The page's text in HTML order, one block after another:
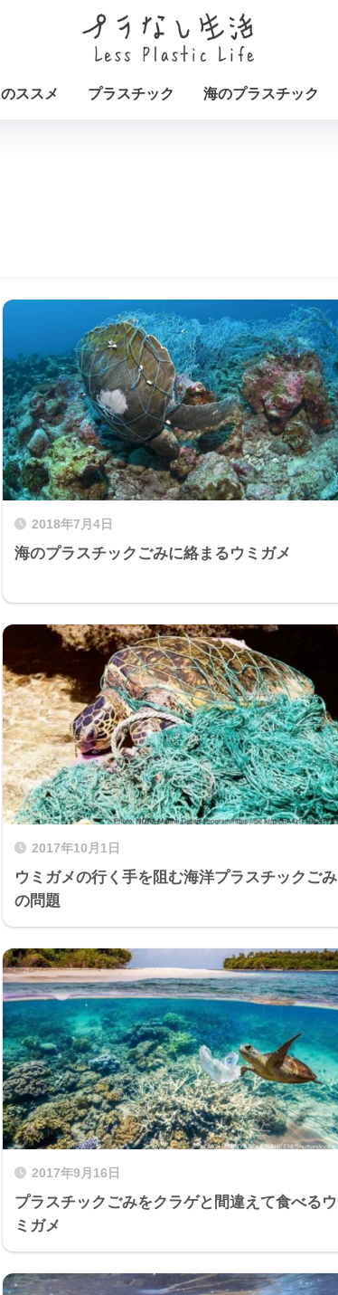
ススメ プラスチック 海のプラスチック
2018年7月4日
海のプラスチックごみに絡まるウミガメ
2017年10月1日
ウミガメの行く手を阻む海洋プラスチックごみ
の問題
2017年9月16日
プラスチックごみをクラゲと間違えて食べるウ
ミガメ